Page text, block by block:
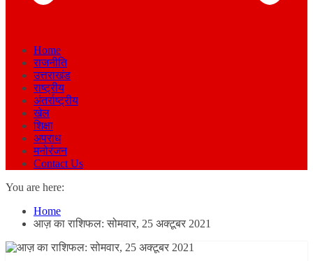
Home
राजनीति
उत्तराखंड
राष्ट्रीय
अंतर्राष्ट्रीय
खेल
शिक्षा
अपराध
मनोरंजन
Contact Us
You are here:
Home
आज़ का राशिफल: सोमवार, 25 अक्टूबर 2021